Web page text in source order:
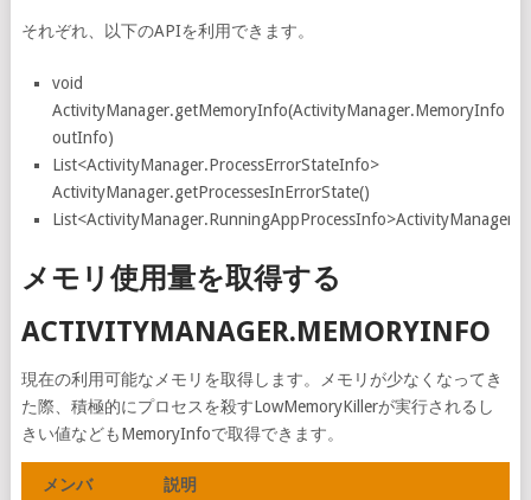
それぞれ、以下のAPIを利用できます。
void
ActivityManager.getMemoryInfo(ActivityManager.MemoryInfo
outInfo)
List<ActivityManager.ProcessErrorStateInfo>
ActivityManager.getProcessesInErrorState()
メモリ使用量を取得する
ACTIVITYMANAGER.MEMORYINFO
現在の利用可能なメモリを取得します。メモリが少なくなってき
た際、積極的にプロセスを殺すLowMemoryKillerが実行されるし
きい値などもMemoryInfoで取得できます。
メンバ 説明